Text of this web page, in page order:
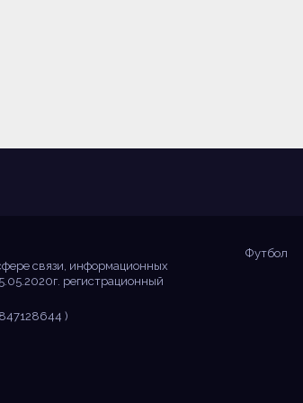
связи, информационных
регистрационный
)
Футбол